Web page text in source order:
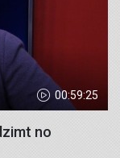
00:59:25
no